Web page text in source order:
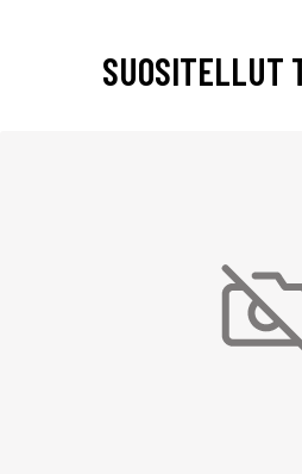
SUOSITELLUT